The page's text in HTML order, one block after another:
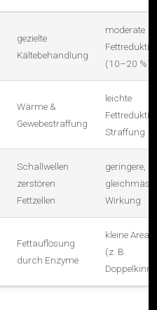
gezielte
Kältebehandlung
moderate
(10–20 %)
Wärme &
Gewebestraffung
leichte
Straffung
Schallwellen
zerstören
Fettzellen
geringere,
Wirkung
Fettauflösung
durch Enzyme
kleine Areale
(z. B.
Doppelkinn)